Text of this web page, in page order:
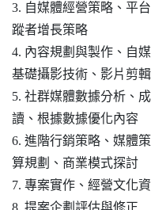
3. 自媒體經營策略、 平
蹤者增長策略
4. 內容規劃與製作、 自
基礎攝影技術、 影片剪
5. 社群媒體數據分析、
讀、 根據數據優化內容
6. 進階行銷策略、 媒體
算規劃、 商業模式探討
7. 專案實作、 經營文化